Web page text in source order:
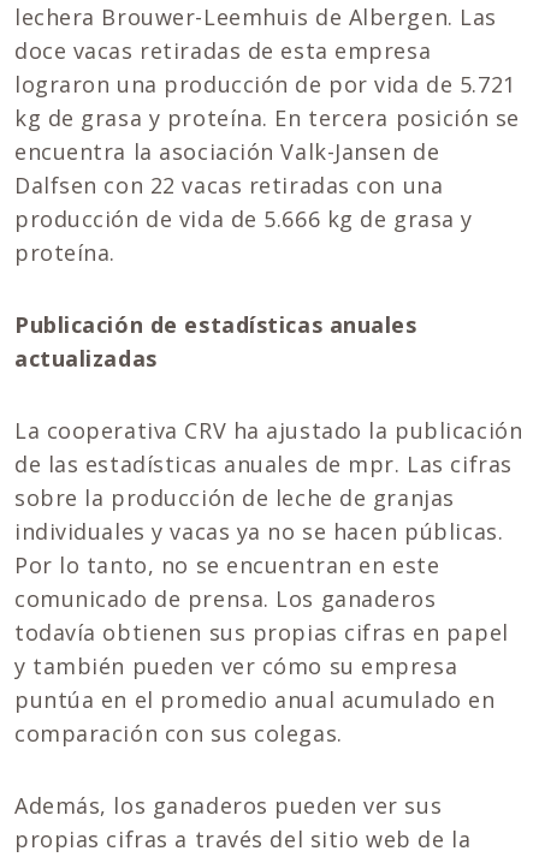
lechera Brouwer-Leemhuis de Albergen. Las
doce vacas retiradas de esta empresa
lograron una producción de por vida de 5.721
kg de grasa y proteína. En tercera posición se
encuentra la asociación Valk-Jansen de
Dalfsen con 22 vacas retiradas con una
producción de vida de 5.666 kg de grasa y
proteína.
Publicación de estadísticas anuales
actualizadas
La cooperativa CRV ha ajustado la publicación
de las estadísticas anuales de mpr. Las cifras
sobre la producción de leche de granjas
individuales y vacas ya no se hacen públicas.
Por lo tanto, no se encuentran en este
comunicado de prensa. Los ganaderos
todavía obtienen sus propias cifras en papel
y también pueden ver cómo su empresa
puntúa en el promedio anual acumulado en
comparación con sus colegas.
Además, los ganaderos pueden ver sus
propias cifras a través del sitio web de la